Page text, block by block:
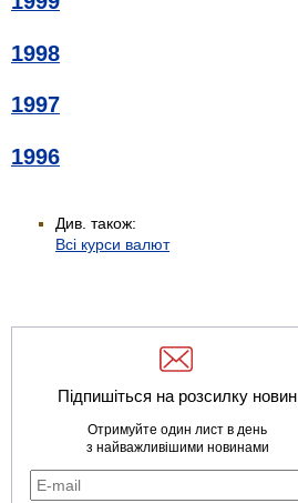
1998
1997
1996
Див. також:
Всі курси валют
Підпишіться на розсилку новин
Отримуйте один лист в день
з найважливішими новинами